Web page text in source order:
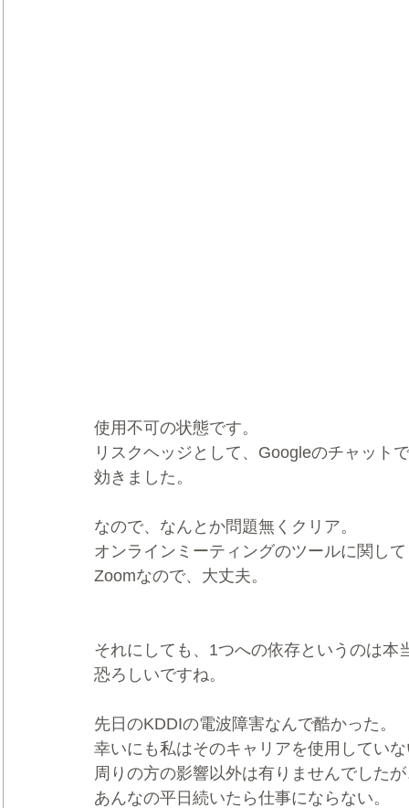
使用不可の状態です。
リスクヘッジとして、Googleのチャット
効きました。
なので、なんとか問題無くクリア。
オンラインミーティングのツールに関し
Zoomなので、大丈夫。
それにしても、1つへの依存というのは本
恐ろしいですね。
先日のKDDIの電波障害なんで酷かった。
幸いにも私はそのキャリアを使用してい
周りの方の影響以外は有りませんでした
あんなの平日続いたら仕事にならない。